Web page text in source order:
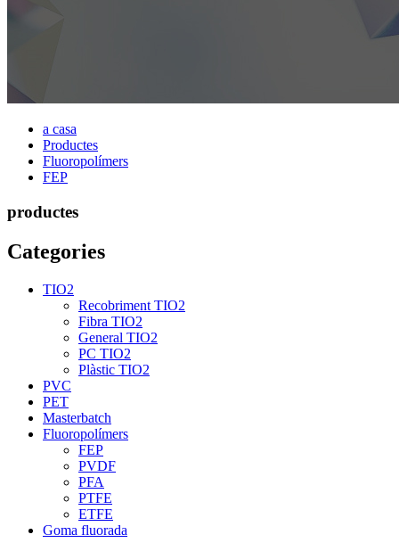
a casa
Productes
Fluoropolímers
FEP
productes
Categories
TIO2
Recobriment TIO2
Fibra TIO2
General TIO2
PC TIO2
Plàstic TIO2
PVC
PET
Masterbatch
Fluoropolímers
FEP
PVDF
PFA
PTFE
ETFE
Goma fluorada